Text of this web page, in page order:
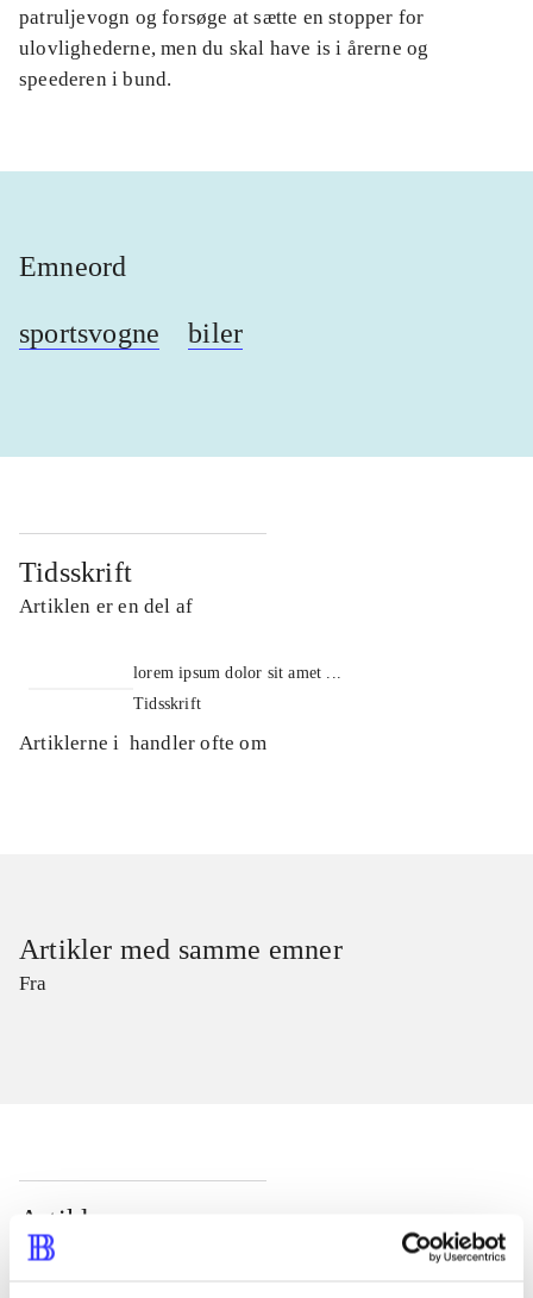
patruljevogn og forsøge at sætte en stopper for
ulovlighederne, men du skal have is i årerne og
speederen i bund.
Emneord
sportsvogne biler
Tidsskrift
Artiklen er en del af
lorem ipsum dolor sit amet ...
Tidsskrift
Artiklerne i handler ofte om
Artikler med samme emner
Fra
Artikler
Alle registrerede artikler fordelt på udgivelser